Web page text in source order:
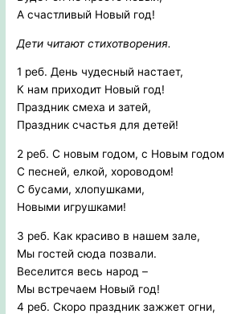
А счастливый Новый год!
Дети читают стихотворения.
1 реб. День чудесный настает,
К нам приходит Новый год!
Праздник смеха и затей,
Праздник счастья для детей!
2 реб. С новым годом, с Новым годом
С песней, елкой, хороводом!
С бусами, хлопушками,
Новыми игрушками!
3 реб. Как красиво в нашем зале,
Мы гостей сюда позвали.
Веселится весь народ –
Мы встречаем Новый год!
4 реб. Скоро праздник зажжет огни,